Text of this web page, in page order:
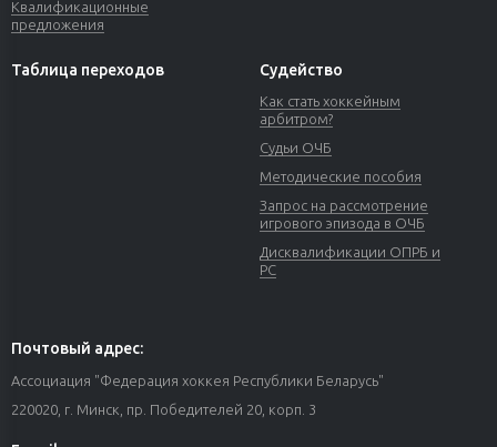
Квалификационные
предложения
Таблица переходов Судейство
Как стать хоккейным
арбитром?
Судьи ОЧБ
Методические пособия
Запрос на рассмотрение
игрового эпизода в ОЧБ
Дисквалификации ОПРБ и
РС
Почтовый адрес:
Ассоциация "Федерация хоккея Республики Беларусь"
220020, г. Минск, пр. Победителей 20, корп. 3